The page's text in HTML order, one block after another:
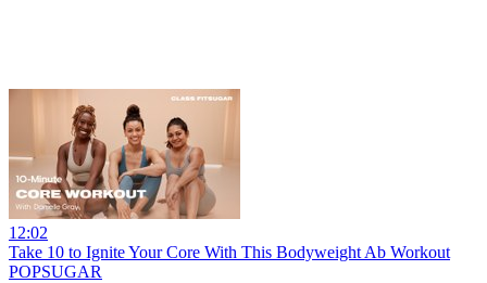
12:02
Take 10 to Ignite Your Core With This Bodyweight Ab Workout
POPSUGAR